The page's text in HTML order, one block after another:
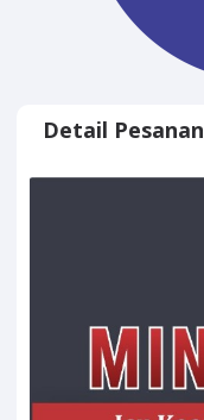
Detail Pesanan